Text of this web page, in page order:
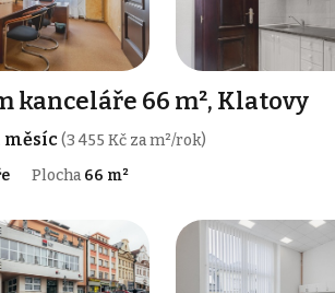
kanceláře 66 m², Klatovy
měsíc(3 455 Kč za m²/rok)
Plocha 66 m²